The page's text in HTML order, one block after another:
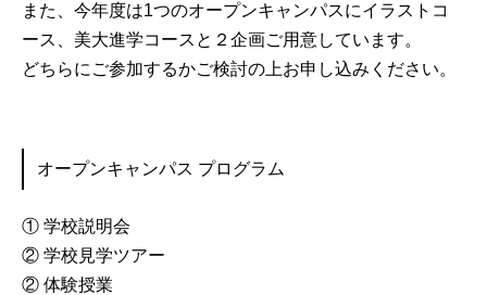
また、今年度は1つのオープンキャンパスにイラストコ
ース、美大進学コースと２企画ご用意しています。
どちらにご参加するかご検討の上お申し込みください。
オープンキャンパス プログラム
① 学校説明会
② 学校見学ツアー
② 体験授業